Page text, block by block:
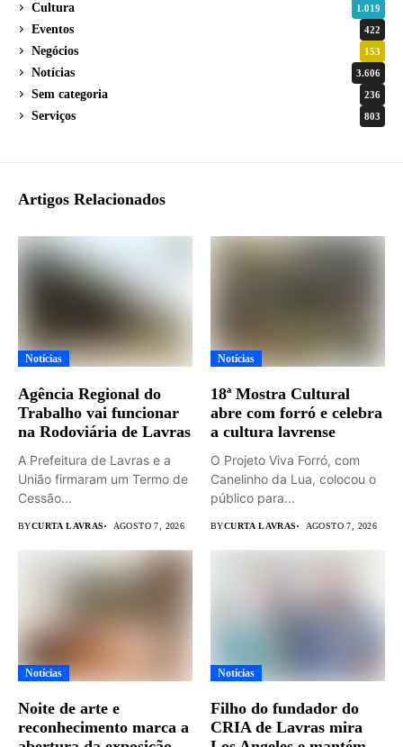
Cultura 1.019
Eventos 422
Negócios 153
Notícias 3.606
Sem categoria 236
Serviços 803
Artigos Relacionados
Notícias
Agência Regional do
Trabalho vai funcionar
na Rodoviária de Lavras
A Prefeitura de Lavras e a
União firmaram um Termo de
Cessão...
BYCURTA LAVRAS AGOSTO 7, 2026
Notícias
18ª Mostra Cultural
abre com forró e celebra
a cultura lavrense
O Projeto Viva Forró, com
Canelinho da Lua, colocou o
público para...
BYCURTA LAVRAS AGOSTO 7, 2026
Notícias
Noite de arte e
reconhecimento marca a
Notícias
Filho do fundador do
CRIA de Lavras mira